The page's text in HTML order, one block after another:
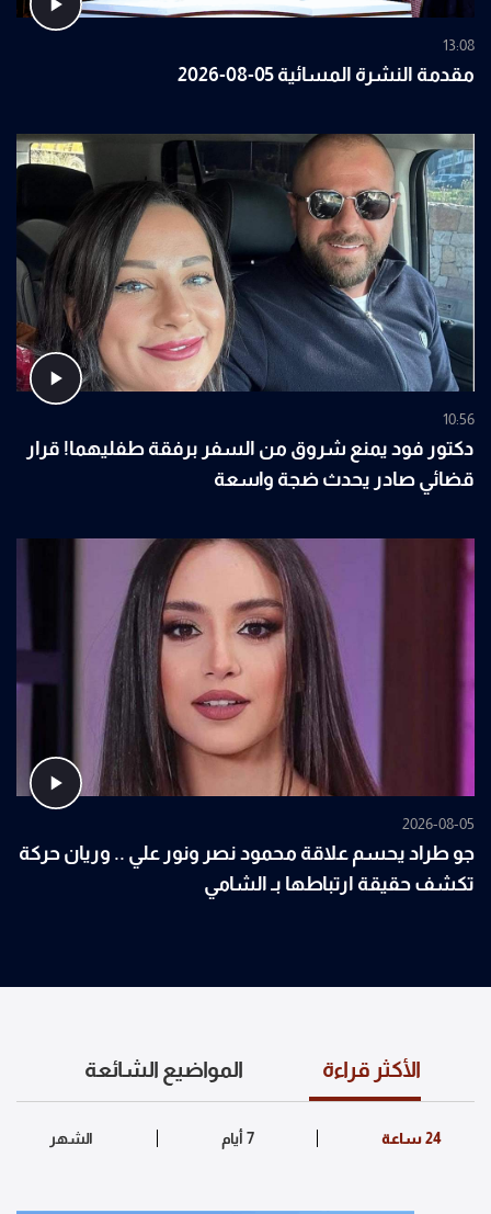
13:08
مقدمة النشرة المسائية 05-08-2026
10:56
دكتور فود يمنع شروق من السفر برفقة طفليهما! قرار
قضائي صادر يحدث ضجة واسعة
2026-08-05
جو طراد يحسم علاقة محمود نصر ونور علي .. وريان حركة
تكشف حقيقة ارتباطها بـ الشامي
الأكثر قراءة المواضيع الشائعة